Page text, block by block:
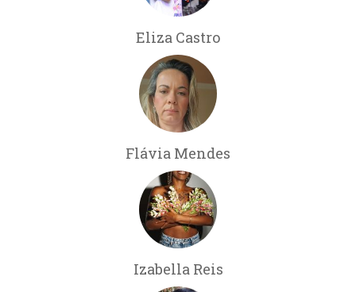
Eliza Castro
Flávia Mendes
Izabella Reis